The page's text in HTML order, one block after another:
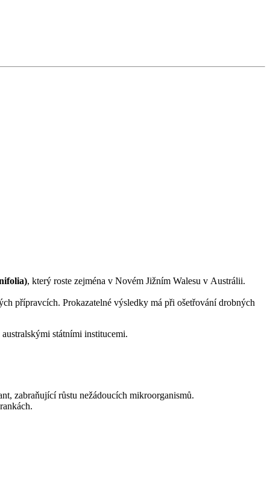
, který roste zejména v Novém Jižním Walesu v Austrálii.
přípravcích. Prokazatelné výsledky má při ošetřování drobných
státními institucemi.
zabraňující růstu nežádoucích mikroorganismů.